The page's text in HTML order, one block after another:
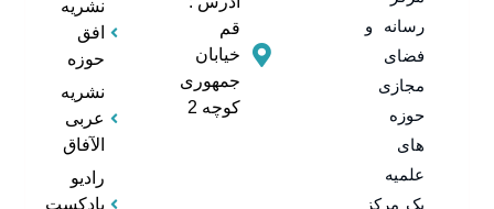
رسانه و
فضای
مجازی
حوزه
های
علمیه
یک مرکز
قم
خیابان
جمهوری
کوچه 2
نشریه
افق
حوزه
نشریه
عربی
الآفاق
رادیو
پادکست